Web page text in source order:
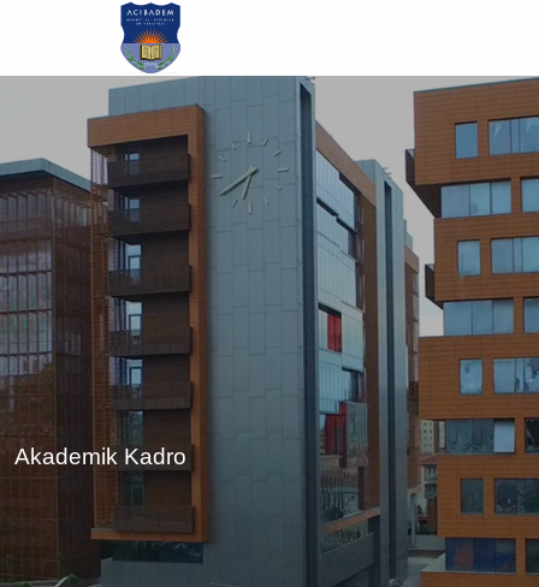
atla
Akademik Kadro